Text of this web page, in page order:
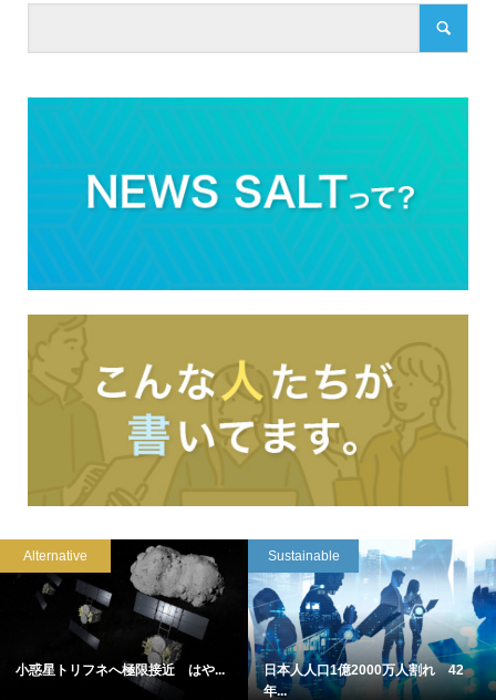
Alternative
小惑星トリフネへ極限接近 はや...
Sustainable
日本人人口1億2000万人割れ 42
年...